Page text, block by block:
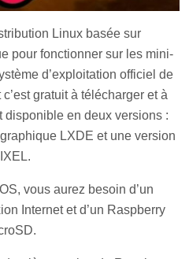
Linux basée sur
pour fonctionner sur les mini-
d’exploitation officiel de
gratuit à télécharger et à
disponible en deux versions :
LXDE et une version
vous aurez besoin d’un
Internet et d’un Raspberry